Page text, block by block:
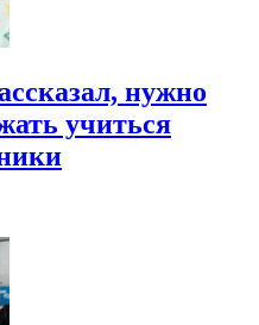
нужно
учиться